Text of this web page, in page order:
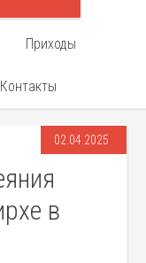
Приходы
Контакты
02.04.2025
в